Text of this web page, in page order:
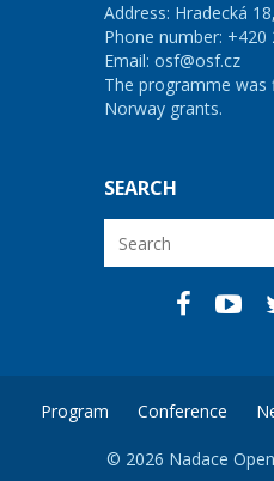
Address: Hradecká
Phone number: +420
Email: osf@osf.cz
The programme was
Norway grants.
SEARCH
Program Conference
© 2026 Nadace